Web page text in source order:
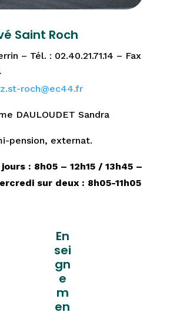
Saint Roch
– Tél. : 02.40.21.71.14 – Fax
roch@ec44.fr
DAULOUDET Sandra
pension, externat.
: 8h05 – 12h15 / 13h45 –
sur deux : 8h05-11h05
En
sei
gn
e
m
en